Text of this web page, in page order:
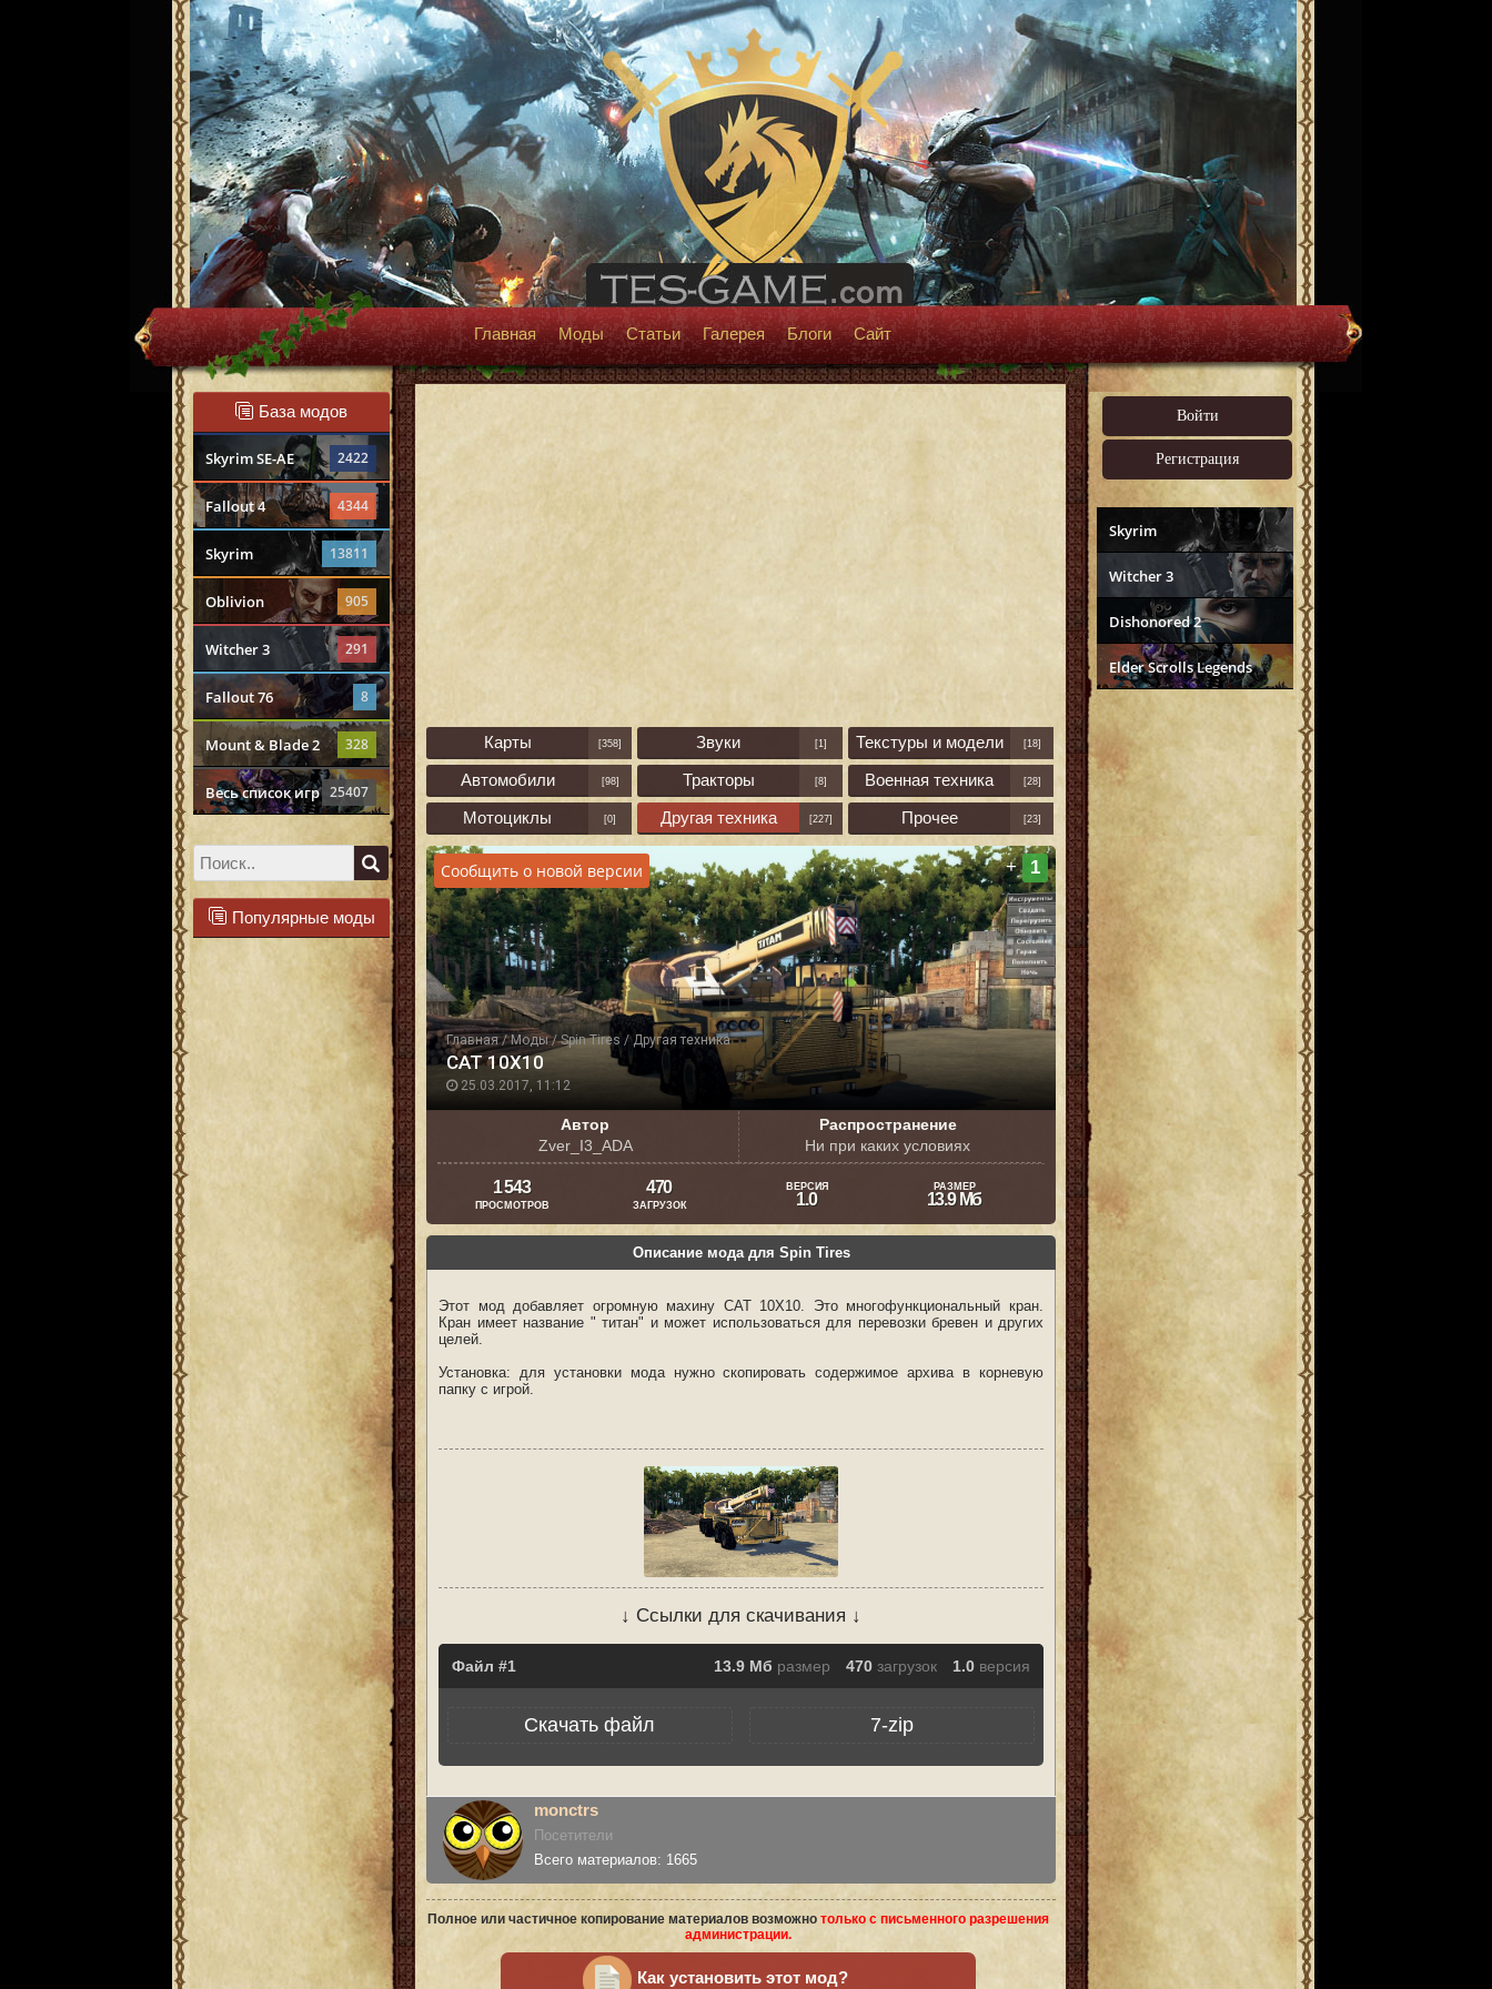
Главная Моды Статьи Галерея Блоги Сайт
База модов
Skyrim SE-AE 2422
Fallout 4 4344
Skyrim 13811
Oblivion 905
Witcher 3 291
Fallout 76 8
Mount & Blade 2 328
Весь список игр 25407
Популярные моды
Войти
Регистрация
Skyrim
Witcher 3
Dishonored 2
Elder Scrolls Legends
Карты [358] Звуки [1] Текстуры и модели [18]
Автомобили [98] Тракторы [8] Военная техника [28]
Мотоциклы [0] Другая техника [227] Прочее [23]
Главная/Моды/Spin Tires /Другая техника
25.03.2017, 11:12
CAT 10X10
Сообщить о новой версии + 1
Автор
Zver_I3_ADA
Распространение
Ни при каких условиях
1 543
ПРОСМОТРОВ
470
ЗАГРУЗОК
ВЕРСИЯ
1.0
РАЗМЕР
13.9 Мб
Описание мода для Spin Tires
Этот мод добавляет огромную махину CAT 10X10. Это многофункциональный кран.
Кран имеет название " титан" и может использоваться для перевозки бревен и других
целей.
Установка: для установки мода нужно скопировать содержимое архива в корневую
папку с игрой.
↓ Ссылки для скачивания ↓
Файл 13.9 Мб размер 470 загрузок 1.0 версия
Скачать файл 7-zip
monctrs
Посетители
Всего материалов: 1665
Полное или частичное копирование материалов возможно только с письменного разрешения
администрации.
Как установить этот мод?